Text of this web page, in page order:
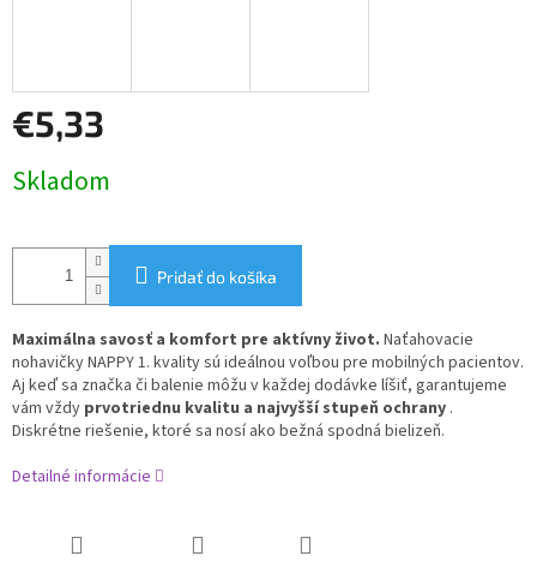
€5,33
cena:
Skladom
Pridať do košíka
Maximálna savosť a komfort pre aktívny život. Naťahovacie
nohavičky NAPPY 1. kvality sú ideálnou voľbou pre mobilných pacientov.
Aj keď sa značka či balenie môžu v každej dodávke líšiť, garantujeme
vám vždy prvotriednu kvalitu a najvyšší stupeň ochrany .
Diskrétne riešenie, ktoré sa nosí ako bežná spodná bielizeň.
Detailné informácie